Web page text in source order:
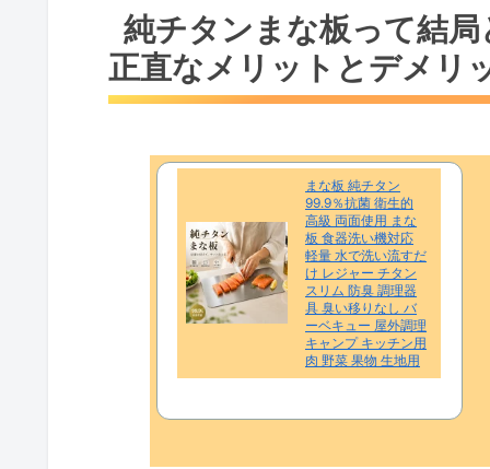
「抗菌・清潔」は本当に実感で
想像と違った…私が感じた純チ
研ぎ直しの頻度は増えた？切れ
包丁の刃を傷めないためのちょ
ズボラ主婦が「もう手放せない！」
食洗機ガンガンOK！日々の手入
キッチンの悩み解決！臭い移り
純チタンまな板、本当に価値ある
価格以上のメリットはあるの
純チタンまな板って結
正直なメリットとデメリ
まな板 純チタン
99.9％抗菌 衛生的
高級 両面使用 まな
板 食器洗い機対応
軽量 水で洗い流すだ
け レジャー チタン
スリム 防臭 調理器
具 臭い移りなし バ
ーベキュー 屋外調理
キャンプ キッチン用
肉 野菜 果物 生地用